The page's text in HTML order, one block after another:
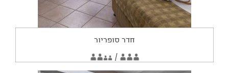
חדר סופריור
מתאים
2
/ 3